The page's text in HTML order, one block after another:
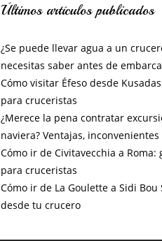
Últimos artículos publicados
¿Se puede llevar agua a un
necesitas saber antes de
Cómo visitar Éfeso desde
para cruceristas
¿Merece la pena contratar
naviera? Ventajas,
Cómo ir de Civitavecchia a Roma:
para cruceristas
Cómo ir de La Goulette a Sidi
desde tu crucero